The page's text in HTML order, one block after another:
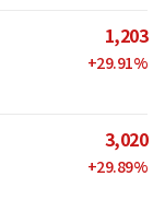
1,203
+29.91%
3,020
+29.89%